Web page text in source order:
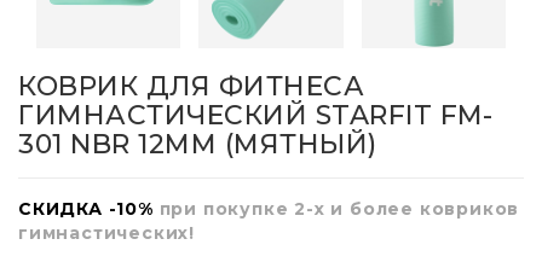
КОВРИК ДЛЯ ФИТНЕСА
ГИМНАСТИЧЕСКИЙ STARFIT FM-
301 NBR 12ММ (МЯТНЫЙ)
СКИДКА -10% при покупке 2-х и более ковриков
гимнастических!